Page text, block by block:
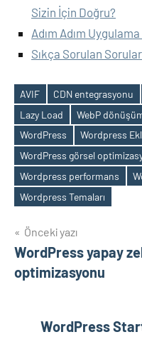
Sizin İçin Doğru?
Adım Adım
Sıkça Sorulan Sorular
Etiketler
AVIF CDN entegrasyonu
Lazy Load
WebP
WordPress
Wordpress
WordPress görsel
Wordpress performans
Wordpress Temaları
Yazı
gezinmesi
Önceki yazı
WordPress yapay
optimizasyonu
WordPress